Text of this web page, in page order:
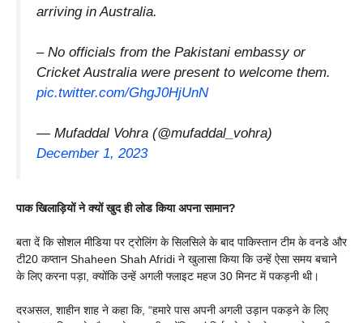
arriving in Australia.
– No officials from the Pakistani embassy or
Cricket Australia were present to welcome them.
pic.twitter.com/GhgJ0HjUnN
— Mufaddal Vohra (@mufaddal_vohra)
December 1, 2023
पाक खिलाड़ियों ने क्यों खुद ही लोड किया अपना सामान?
बता दें कि सोशल मीडिया पर ट्रोलिंग के सिलसिले के बाद पाकिस्तान टीम के वनडे और
टी20 कप्तान Shaheen Shah Afridi ने खुलासा किया कि उन्हें ऐसा समय बचाने
के लिए करना पड़ा, क्योंकि उन्हें अगली फ्लाइट महज 30 मिनट में पकड़नी थी।
दरअसल, शाहीन शाह ने कहा कि, “हमारे पास अपनी अगली उड़ान पकड़ने के लिए